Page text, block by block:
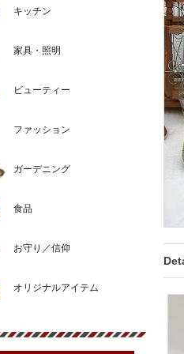
キッチン
家具・照明
ビューティー
ファッション
ガーデニング
食品
お守り／信仰
オリジナルアイテム